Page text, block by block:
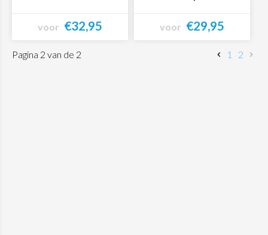
voor €32,95
Bekijk product
voor €29,95
Bekijk product
Pagina 2 van de 2 1 2